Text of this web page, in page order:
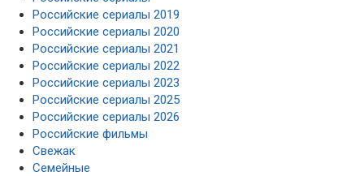
Российские сериалы 2019
Российские сериалы 2020
Российские сериалы 2021
Российские сериалы 2022
Российские сериалы 2023
Российские сериалы 2025
Российские сериалы 2026
Российские фильмы
Свежак
Семейные